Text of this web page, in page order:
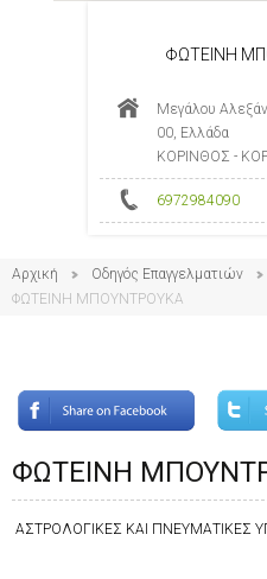
ΦΩΤΕΙΝΗ
Μεγάλου
00, Ελλάδα
ΚΟΡΙΝΘΟΣ -
6972984090
Αρχική Οδηγός Επαγγελματιών
ΦΩΤΕΙΝΗ ΜΠΟΥΝΤΡΟΥΚΑ
ΦΩΤΕΙΝΗ
ΑΣΤΡΟΛΟΓΙΚΕΣ ΚΑΙ ΠΝΕΥΜΑΤΙΚΕΣ